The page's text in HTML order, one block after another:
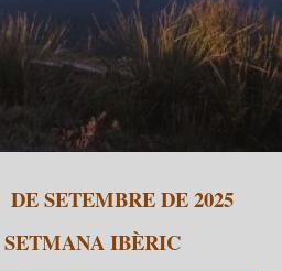
SETEMBRE DE 2025
SETMANA IBÈRIC